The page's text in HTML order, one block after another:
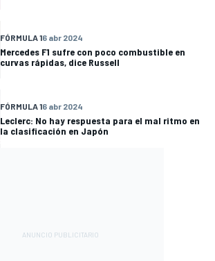
FÓRMULA 16 abr 2024
Mercedes F1 sufre con poco combustible en
curvas rápidas, dice Russell
FÓRMULA 16 abr 2024
Leclerc: No hay respuesta para el mal ritmo en
la clasificación en Japón